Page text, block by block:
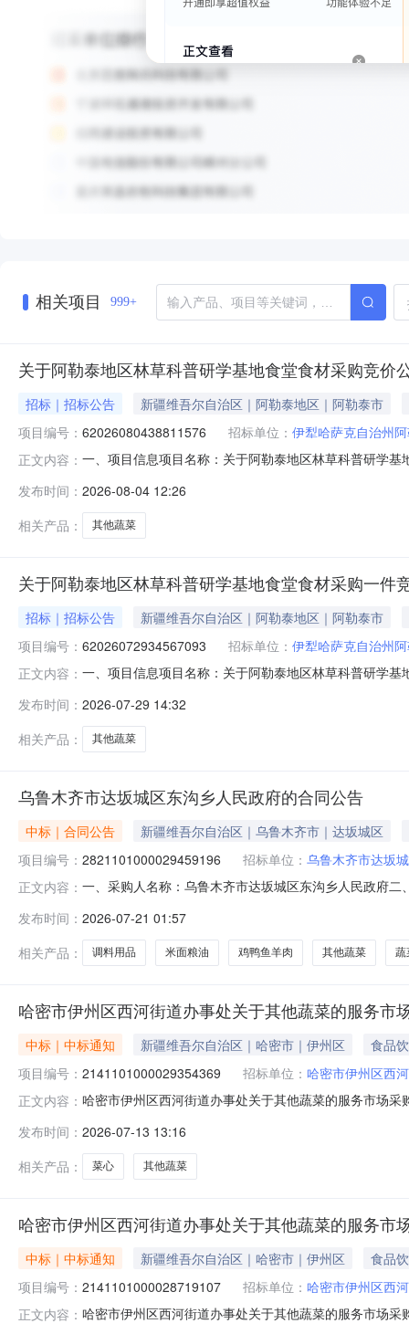
相关项目 999+
关于阿勒泰地区林草科普研学基地食堂食材采购竞价
招标｜招标公告
新疆维吾尔自治区｜阿勒泰地区｜阿勒泰市
项目编号： 62026080438811576 招标单位： 伊犁哈萨克自治州
正文内容： 一、项目信息项目名称：关于阿勒泰地区林草科普研学
意向品牌其他蔬菜核心参数要求:商品类目:其他蔬菜;其
发布时间： 2026-08-04 12:26
相关产品：
其他蔬菜
关于阿勒泰地区林草科普研学基地食堂食材采购一件
招标｜招标公告
新疆维吾尔自治区｜阿勒泰地区｜阿勒泰市
项目编号： 62026072934567093 招标单位： 伊犁哈萨克自治州
正文内容： 一、项目信息项目名称：关于阿勒泰地区林草科普研学
金额(元)意向品牌其他蔬菜核心参数要求:商品类目:其他
发布时间： 2026-07-29 14:32
相关产品：
其他蔬菜
乌鲁木齐市达坂城区东沟乡人民政府的合同公告
中标｜合同公告
新疆维吾尔自治区｜乌鲁木齐市｜达坂城区
项目编号： 2821101000029459196 招标单位： 乌鲁木齐市达坂
正文内容： 一、采购人名称：乌鲁木齐市达坂城区东沟乡人民政府
羊肉调料用品其他蔬菜详见附件批次1.001200012000服
发布时间： 2026-07-21 01:57
相关产品：
调料用品 米面粮油 鸡鸭鱼羊肉 其他蔬菜 蔬
哈密市伊州区西河街道办事处关于其他蔬菜的服务市
中标｜中标通知 新疆维吾尔自治区｜哈密市｜伊州区
食品
项目编号： 2141101000029354369 招标单位： 哈密市伊州区西
正文内容： 哈密市伊州区西河街道办事处关于其他蔬菜的服务市场
项目所在行政区划编码:650502项目所在行政区划名称:
发布时间： 2026-07-13 13:16
相关产品：
菜心 其他蔬菜
哈密市伊州区西河街道办事处关于其他蔬菜的服务市
中标｜中标通知 新疆维吾尔自治区｜哈密市｜伊州区
食品
项目编号： 2141101000028719107 招标单位： 哈密市伊州区西
正文内容： 哈密市伊州区西河街道办事处关于其他蔬菜的服务市场